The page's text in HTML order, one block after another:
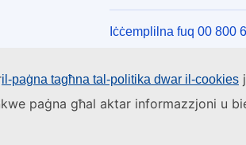
il-paġna tagħna tal-politika dwar il-cookies
paġna għal aktar informazzjoni u
Iċċemplilna fuq 00 800
Iktbilna permezz tal-
Iltaqa’ magħna